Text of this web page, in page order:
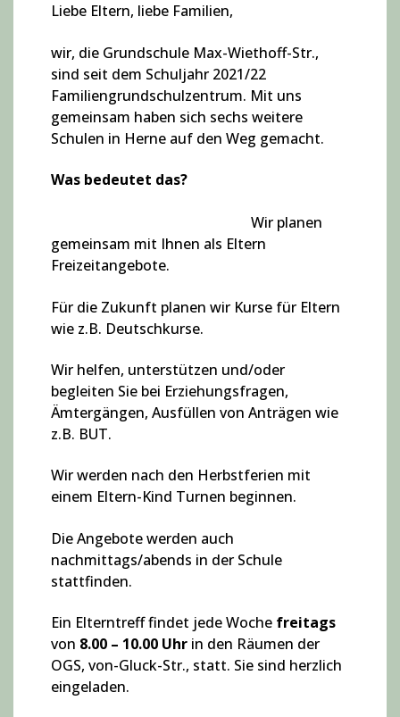
Liebe Eltern, liebe Familien,
wir, die Grundschule Max-Wiethoff-Str.,
sind seit dem Schuljahr 2021/22
Familiengrundschulzentrum. Mit uns
gemeinsam haben sich sechs weitere
Schulen in Herne auf den Weg gemacht.
Was bedeutet das?
Wir planen
gemeinsam mit Ihnen als Eltern
Freizeitangebote.
Für die Zukunft planen wir Kurse für Eltern
wie z.B. Deutschkurse.
Wir helfen, unterstützen und/oder
begleiten Sie bei Erziehungsfragen,
Ämtergängen, Ausfüllen von Anträgen wie
z.B. BUT.
Wir werden nach den Herbstferien mit
einem Eltern-Kind Turnen beginnen.
Die Angebote werden auch
nachmittags/abends in der Schule
stattfinden.
Ein Elterntreff findet jede Woche freitags
von 8.00 – 10.00 Uhr in den Räumen der
OGS, von-Gluck-Str., statt. Sie sind herzlich
eingeladen.